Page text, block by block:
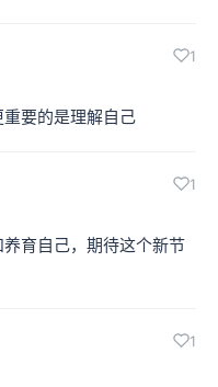
1
要的是理解自己
1
育自己，期待这个新节
1